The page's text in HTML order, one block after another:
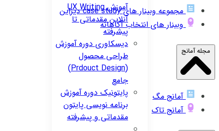
آموزش UX Writing
آنلاین مقدماتی تا
پیشرفته
دیسکاوریدوره آموزش
طراحی محصول
(Prdouct Design)
جامع
پایتونیکدوره آموزش
برنامه نویسی پایتون
مقدماتی و پیشرفته
مجموعه وبینار های case study دیزاین
وبینار های انتخاب آگاهانه
مجله آمانج
آمانج مگ
آمانج تاک